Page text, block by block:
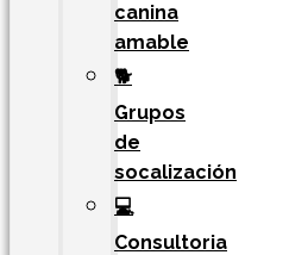
canina
amable
🐕
Grupos
de
socalización
💻
Consultoria